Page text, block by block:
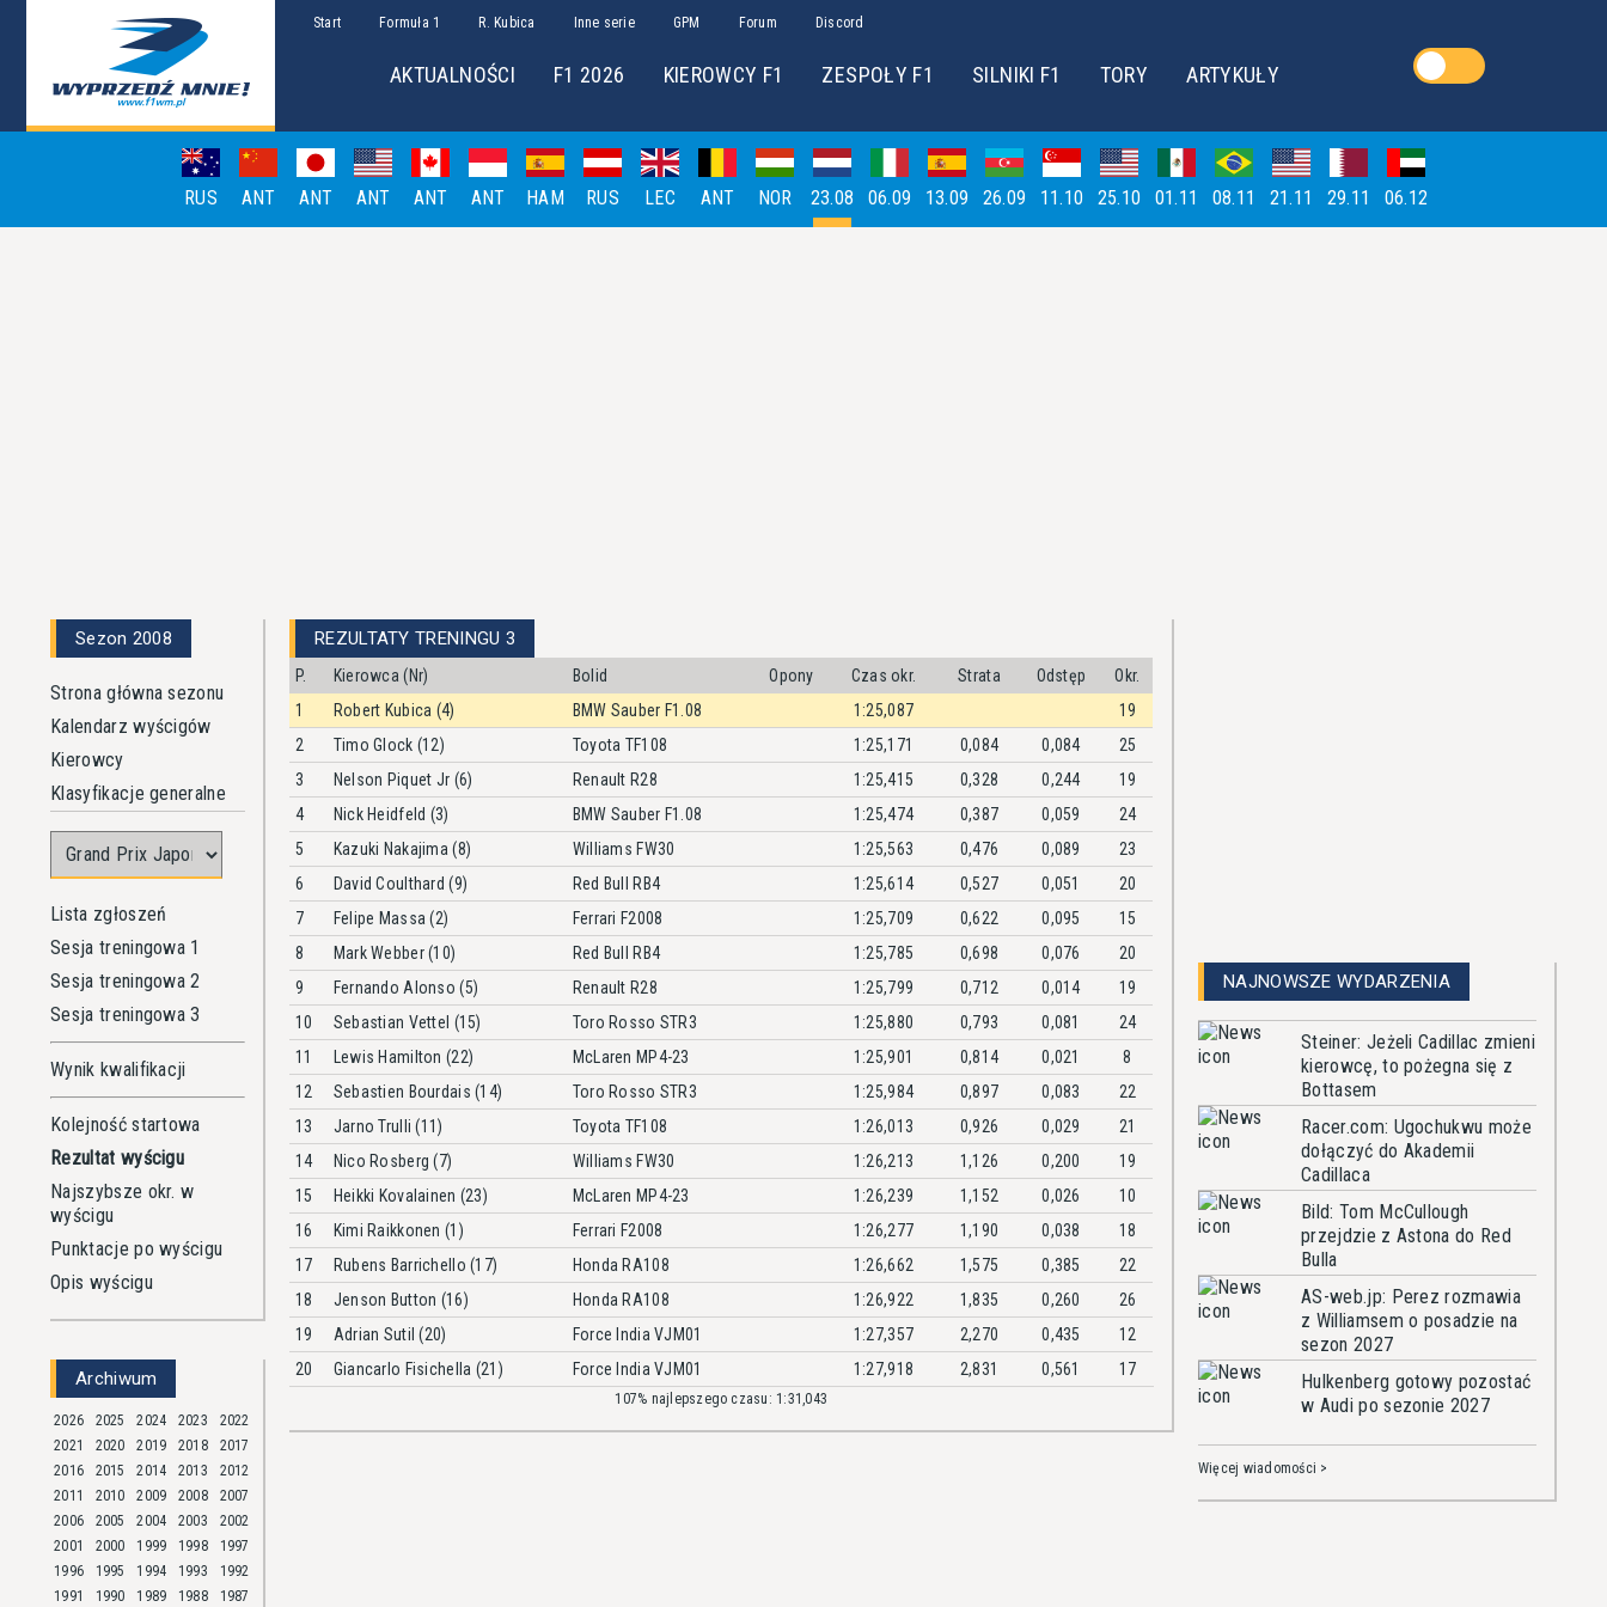
Start Formuła 1 R. Kubica Inne serie GPM Forum Discord
AKTUALNOŚCI F1 2026 KIEROWCY F1 ZESPOŁY F1 SILNIKI F1 TORY ARTYKUŁY
RUS ANT ANT ANT ANT ANT HAM RUS LEC ANT NOR 23.08 06.09 13.09 26.09 11.10 25.10 01.11 08.11 21.11 29.11 06.12
Sezon 2008
Strona główna sezonu
Kalendarz wyścigów
Kierowcy
Klasyfikacje generalne
Lista zgłoszeń
Sesja treningowa 1
Sesja treningowa 2
Sesja treningowa 3
Wynik kwalifikacji
Kolejność startowa
Rezultat wyścigu
Najszybsze okr. w
wyścigu
Punktacje po wyścigu
Opis wyścigu
Archiwum
2026 2025 2024 2023
2022
2021
2020 2019 2018
2017
2016
2015 2014 2013
2012
2011
2010 2009 2008
2007
2006
2005 2004 2003
2002
2001
2000 1999 1998
1997
1996
1995 1994 1993
1992
1991
1990 1989 1988 1987
REZULTATY TRENINGU 3
P. Kierowca (Nr) Bolid Opony Czas okr. Strata Odstęp
Okr.
1
Robert Kubica (4) BMW Sauber F1.08 1:25,087
19
2
Timo Glock (12) Toyota TF108 1:25,171 0,084 0,084
25
3
Nelson Piquet Jr (6) Renault R28 1:25,415 0,328 0,244
19
4
Nick Heidfeld (3) BMW Sauber F1.08 1:25,474 0,387 0,059
24
5
Kazuki Nakajima (8) Williams FW30 1:25,563 0,476 0,089
23
6
David Coulthard (9) Red Bull RB4 1:25,614 0,527 0,051
20
7
Felipe Massa (2) Ferrari F2008 1:25,709 0,622 0,095
15
8
Mark Webber (10) Red Bull RB4 1:25,785 0,698 0,076
20
9
Fernando Alonso (5) Renault R28 1:25,799 0,712 0,014
19
10
Sebastian Vettel (15) Toro Rosso STR3 1:25,880 0,793 0,081
24
11
Lewis Hamilton (22) McLaren MP4-23 1:25,901 0,814 0,021
8
12
Sebastien Bourdais (14) Toro Rosso STR3 1:25,984 0,897 0,083
22
13
Jarno Trulli (11) Toyota TF108 1:26,013 0,926 0,029
21
14
Nico Rosberg (7) Williams FW30 1:26,213 1,126 0,200
19
15
Heikki Kovalainen (23) McLaren MP4-23 1:26,239 1,152 0,026
10
16
Kimi Raikkonen (1) Ferrari F2008 1:26,277 1,190 0,038
18
17
Rubens Barrichello (17) Honda RA108 1:26,662 1,575 0,385
22
18
Jenson Button (16) Honda RA108 1:26,922 1,835 0,260
26
19
Adrian Sutil (20) Force India VJM01 1:27,357 2,270 0,435
12
20
Giancarlo Fisichella (21) Force India VJM01 1:27,918 2,831 0,561 17
107% najlepszego czasu: 1:31,043
NAJNOWSZE WYDARZENIA
Steiner: Jeżeli Cadillac zmieni
kierowcę, to pożegna się z
Bottasem
Racer.com: Ugochukwu może
dołączyć do Akademii
Cadillaca
Bild: Tom McCullough
przejdzie z Astona do Red
Bulla
AS-web.jp: Perez rozmawia
z Williamsem o posadzie na
sezon 2027
Hulkenberg gotowy pozostać
w Audi po sezonie 2027
Więcej wiadomości >